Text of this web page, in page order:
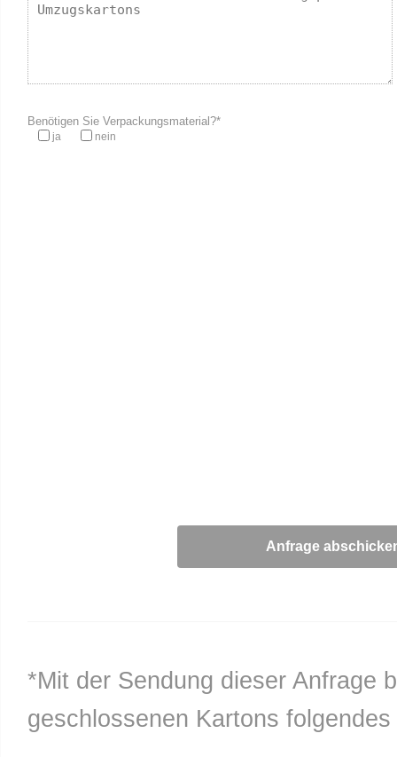
Benötigen Sie Verpackungsmaterial?*
ja nein
*Mit der Sendung dieser Anfrage
geschlossenen Kartons